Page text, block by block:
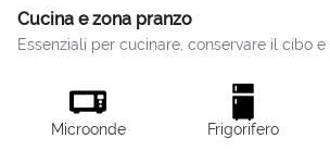
Cucina e zona pranzo
Essenziali per cucinare, conservare il cibo e
Microonde Frigorifero